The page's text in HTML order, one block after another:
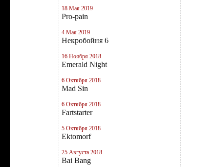
18 Мая 2019
Pro-pain
4 Мая 2019
Некробойня 6
16 Ноября 2018
Emerald Night
6 Октября 2018
Mad Sin
6 Октября 2018
Fartstarter
5 Октября 2018
Ektomorf
25 Августа 2018
Bai Bang